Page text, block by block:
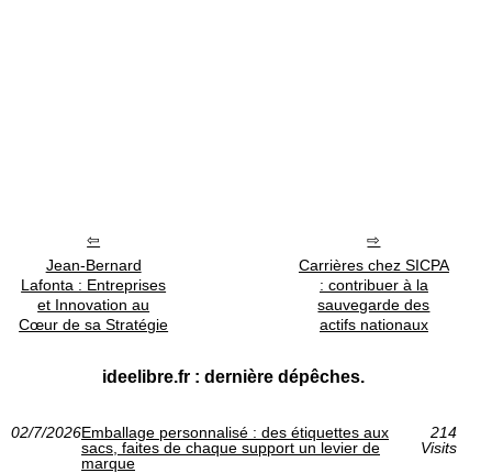
Jean-Bernard
Lafonta : Entreprises
et Innovation au
Cœur de sa Stratégie
Carrières chez SICPA
: contribuer à la
sauvegarde des
actifs nationaux
ideelibre.fr : dernière dépêches.
02/7/2026Emballage personnalisé : des étiquettes aux
sacs, faites de chaque support un levier de
marque
214
Visits